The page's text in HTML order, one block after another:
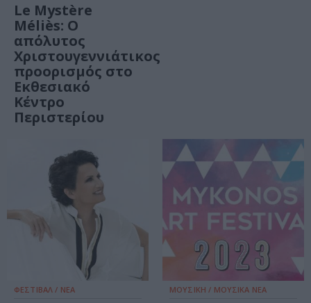
Le Mystère
Méliès: Ο
απόλυτος
Χριστουγεννιάτικος
προορισμός στο
Εκθεσιακό
Κέντρο
Περιστερίου
ΦΕΣΤΙΒΑΛ / ΝΕΑ ΜΟΥΣΙΚΗ / ΜΟΥΣΙΚΑ ΝΕΑ